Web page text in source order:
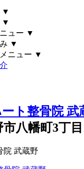
▼
▼
ュー ▼
▼
ニュー ▼
八幡町3丁
院 武蔵野